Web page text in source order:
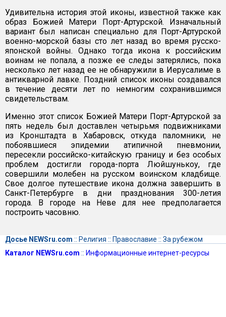
Удивительна история этой иконы, известной также как
образ Божией Матери Порт-Артурской. Изначальный
вариант был написан специально для Порт-Артурской
военно-морской базы сто лет назад во время русско-
японской войны. Однако тогда икона к российским
воинам не попала, а позже ее следы затерялись, пока
несколько лет назад ее не обнаружили в Иерусалиме в
антикварной лавке. Поздний список иконы создавался
в течение десяти лет по немногим сохранившимся
свидетельствам.
Именно этот список Божией Матери Порт-Артурской за
пять недель был доставлен четырьмя подвижниками
из Кронштадта в Хабаровск, откуда паломники, не
побоявшиеся эпидемии атипичной пневмонии,
пересекли российско-китайскую границу и без особых
проблем достигли города-порта Люйшунькоу, где
совершили молебен на русском воинском кладбище.
Свое долгое путешествие икона должна завершить в
Санкт-Петербурге в дни празднования 300-летия
города. В городе на Неве для нее предполагается
построить часовню.
Досье NEWSru.com :: Религия :: Православие :: За рубежом
Каталог NEWSru.com :: Информационные интернет-ресурсы